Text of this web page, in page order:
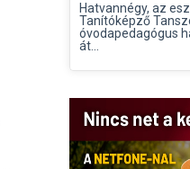
Hatvannégy, az
Tanítóképző
óvodapedagógus
át...